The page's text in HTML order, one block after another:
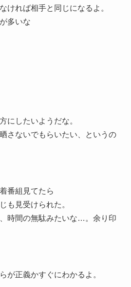
ければ相手と同じになるよ。
多いな
にしたいようだな。
さないでもらいたい、というの
番組見てたら
も見受けられた。
時間の無駄みたいな…。余り印
が正義かすぐにわかるよ。